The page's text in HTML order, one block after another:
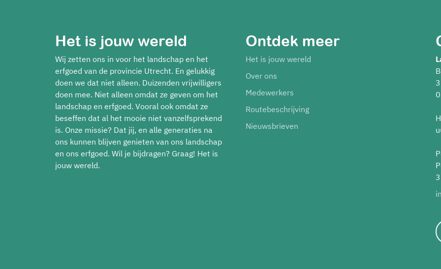
Het is jouw wereld
Wij zetten ons in voor het landschap en het
erfgoed van de provincie Utrecht. En gelukkig
doen we dat niet alleen. Duizenden vrijwilligers
doen mee. Niet alleen omdat ze geven om het
landschap en erfgoed. Vooral ook omdat ze
beseffen dat al het mooie niet vanzelfsprekend
is. Onze missie? Dat jij, en alle generaties na
ons kunnen blijven genieten van ons landschap
en ons erfgoed. Wil je bijdragen? Graag! Het is
jouw wereld.
Ontdek meer
Het is jouw wereld
Over ons
Medewerkers
Routebeschrijving
Nieuwsbrieven